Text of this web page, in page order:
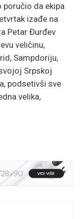
poručio da ekipa
izađe na
Petar Đurđev
veličinu,
Sampdoriju,
Srpskoj
podsetivši sve
velika,